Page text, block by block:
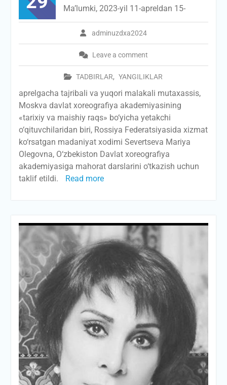
adminuzdxa2024
Leave a comment
TADBIRLAR, YANGILIKLAR
Ma’lumki, 2023-yil 11-apreldan 15-
aprelgacha tajribali va yuqori malakali mutaxassis,
Moskva davlat xoreografiya akademiyasining
«tarixiy va maishiy raqs» bo‘yicha yetakchi
o‘qituvchilaridan biri, Rossiya Federatsiyasida xizmat
ko‘rsatgan madaniyat xodimi Severtseva Mariya
Olegovna, O‘zbekiston Davlat xoreografiya
akademiyasiga mahorat darslarini o‘tkazish uchun
taklif etildi.
Read more